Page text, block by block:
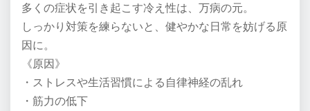
多くの症状を引き起こす冷え性は、万病の元。
しっかり対策を練らないと、健やかな日常を妨げる原
因に。
《原因》
・ストレスや生活習慣による自律神経の乱れ
・筋力の低下